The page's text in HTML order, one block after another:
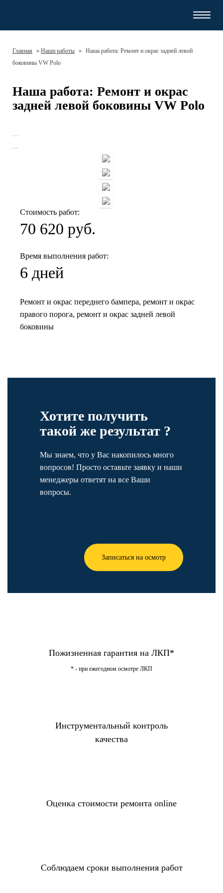
Главная » Наши работы » Наша работа: Ремонт и окрас задней левой
боковины VW Polo
Наша работа: Ремонт и окрас
задней левой боковины VW Polo
Стоимость работ:
70 620 руб.
Время выполнения работ:
6 дней
Ремонт и окрас переднего бампера, ремонт и окрас
правого порога, ремонт и окрас задней левой
боковины
Хотите получить
такой же результат ?
Мы знаем, что у Вас накопилось много
вопросов! Просто оставьте заявку и наши
менеджеры ответят на все Ваши
вопросы.
Записаться на осмотр
Пожизненная гарантия на ЛКП*
* - при ежегодном осмотре ЛКП
Инструментальный контроль
качества
Оценка стоимости ремонта online
Соблюдаем сроки выполнения работ